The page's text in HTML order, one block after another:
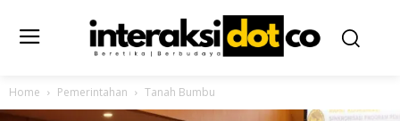
Home Pemerintahan Tanah Bumbu